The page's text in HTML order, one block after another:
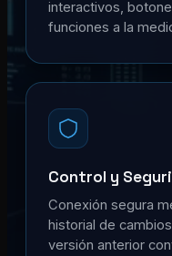
interactivos,
funciones a la
Control y
Conexión segura
historial de
versión anterior